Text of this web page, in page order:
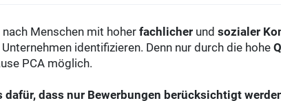
Menschen mit hoher fachlicher und sozialer
identifizieren. Denn nur durch die hohe
PCA möglich.
dafür, dass nur Bewerbungen berücksichtigt